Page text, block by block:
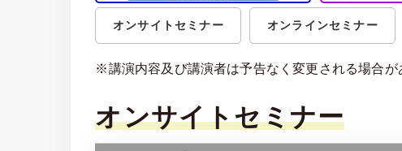
オンサイトセミナー オンラインセミナー
※講演内容及び講演者は予告なく変更される場合が
オンサイトセミナー